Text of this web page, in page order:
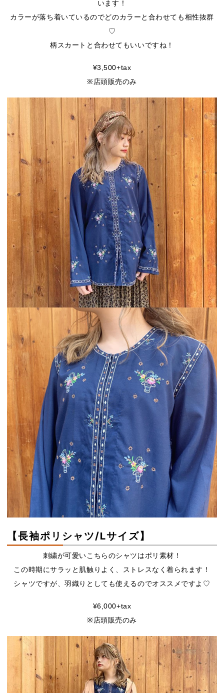
います！
カラーが落ち着いているのでどのカラーと合わせても相性抜群
♡
柄スカートと合わせてもいいですね！
¥3,500+tax
※店頭販売のみ
【長袖ポリシャツ/Lサイズ】
刺繍が可愛いこちらのシャツはポリ素材！
この時期にサラッと肌触りよく、ストレスなく着られます！
シャツですが、羽織りとしても使えるのでオススメですよ♡
¥6,000+tax
※店頭販売のみ